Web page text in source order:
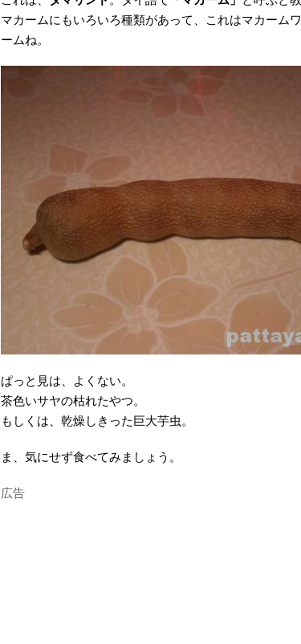
マカームにもいろいろ種類があって、これはマカーム
ームね。
ぱっと見は、よくない。
茶色いサヤの枯れたやつ。
もしくは、乾燥しきった巨大芋虫。
ま、気にせず食べてみましょう。
広告